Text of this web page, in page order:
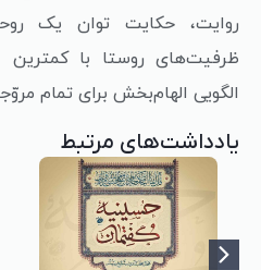
روایت، حکایت توان یک
ظرفیت‌های روستا با کمترین
الگویی الهام‌بخش برای تمام
یادداشت‌های مرتبط